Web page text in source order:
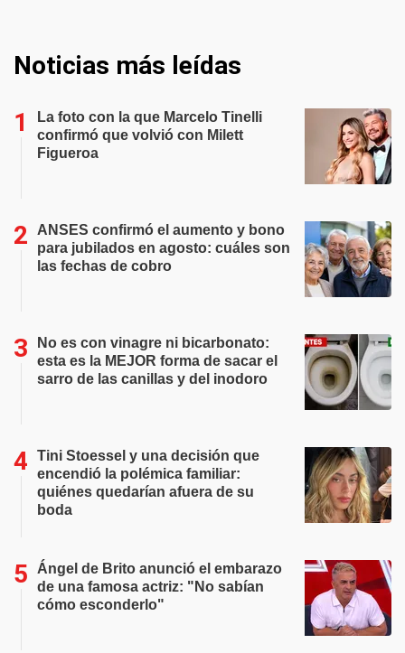
Noticias más leídas
La foto con la que Marcelo Tinelli
confirmó que volvió con Milett
Figueroa
ANSES confirmó el aumento y bono
para jubilados en agosto: cuáles son
las fechas de cobro
No es con vinagre ni bicarbonato:
esta es la MEJOR forma de sacar el
sarro de las canillas y del inodoro
Tini Stoessel y una decisión que
encendió la polémica familiar:
quiénes quedarían afuera de su
boda
Ángel de Brito anunció el embarazo
de una famosa actriz: "No sabían
cómo esconderlo"